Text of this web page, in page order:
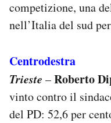
competizione, una
nell’Italia del sud
Centrodestra
Trieste –Roberto
vinto contro il
del PD: 52,6 per